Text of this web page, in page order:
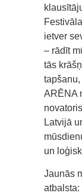
ietver
– rādīt
tās
ARĒNA
Latvijā
un
Jaunās
atbalsta: